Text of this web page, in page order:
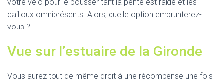
votre vélo pour le pousser tant la pente est raide et les
cailloux omniprésents. Alors, quelle option emprunterez-
vous ?
Vue sur l’estuaire de la Gironde
Vous aurez tout de même droit à une récompense une fois